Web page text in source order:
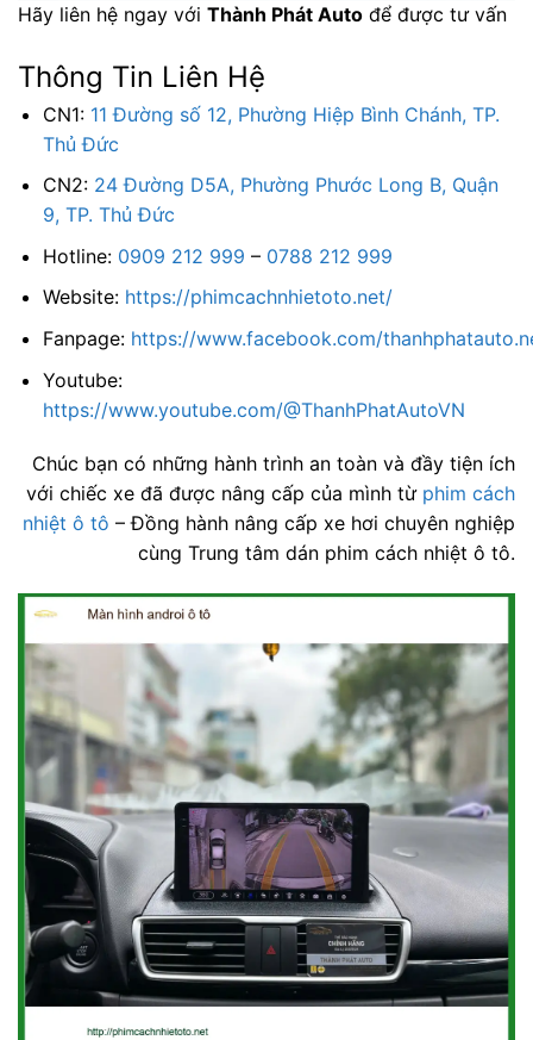
Hãy liên hệ ngay với Thành Phát Auto để được tư vấn
Thông Tin Liên Hệ
CN1: 11 Đường số 12, Phường Hiệp Bình Chánh, TP.
Thủ Đức
CN2: 24 Đường D5A, Phường Phước Long B, Quận
9, TP. Thủ Đức
Hotline: 0909 212 999 – 0788 212 999
Website: https://phimcachnhietoto.net/
Fanpage: https://www.facebook.com/
Youtube:
https://www.youtube.com/@ThanhPhatAutoVN
Chúc bạn có những hành trình an toàn và đầy tiện ích
với chiếc xe đã được nâng cấp của mình từ phim cách
nhiệt ô tô – Đồng hành nâng cấp xe hơi chuyên nghiệp
cùng Trung tâm dán phim cách nhiệt ô tô.